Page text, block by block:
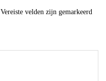
Vereiste velden zijn gemarkeerd